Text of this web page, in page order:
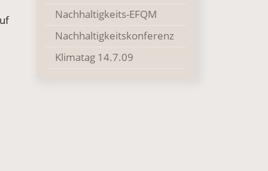
Nachhaltigkeits-EFQM
Nachhaltigkeitskonferenz
Klimatag 14.7.09